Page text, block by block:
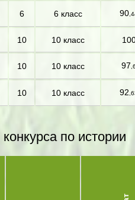
6 6 класс 90
10 10 класс
10 10 класс 97 ,6
10 10 класс 92
по истории